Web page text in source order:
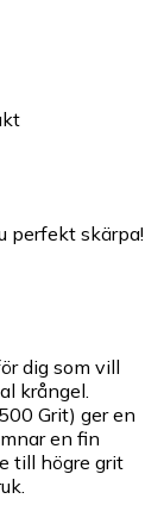
perfekt skärpa!
dig som vill
krångel.
Grit) ger en
en fin
till högre grit